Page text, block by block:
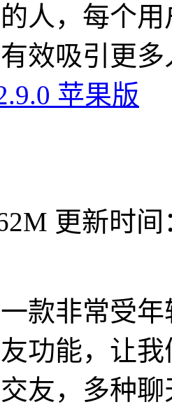
人，每个
效吸引更
苹果版
更新时间
款非常受
功能，让
友，多种